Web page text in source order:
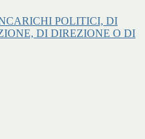
POLITICI, DI
DI DIREZIONE O DI